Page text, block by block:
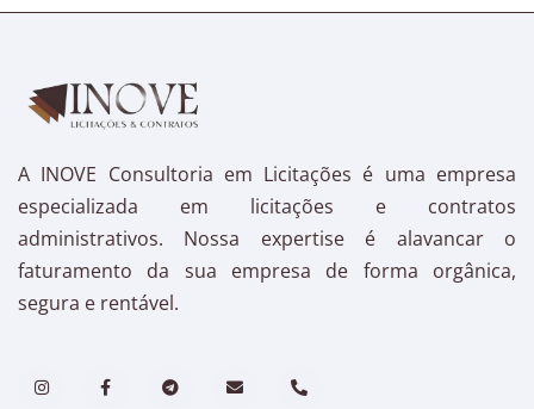
A INOVE Consultoria em Licitações é uma empresa
especializada em licitações e contratos
administrativos. Nossa expertise é alavancar o
faturamento da sua empresa de forma orgânica,
segura e rentável.